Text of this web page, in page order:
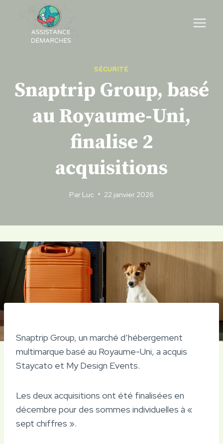
content
SÉCURITÉ
Snaptrip Group, basé
au Royaume-Uni,
finalise 2
acquisitions
Par Luc 22 janvier 2026
Snaptrip Group, un marché d’hébergement
multimarque basé au Royaume-Uni, a acquis
Staycato et My Design Events.
Les deux acquisitions ont été finalisées en
décembre pour des sommes individuelles à «
sept chiffres ».